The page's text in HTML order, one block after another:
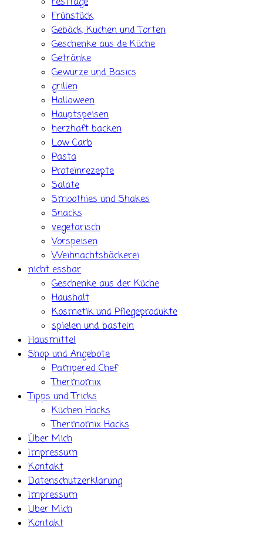
Frühstück
Gebäck, Kuchen und Torten
Geschenke aus de Küche
Getränke
Gewürze und Basics
grillen
Halloween
Hauptspeisen
herzhaft backen
Low Carb
Pasta
Proteinrezepte
Salate
Smoothies und Shakes
Snacks
vegetarisch
Vorspeisen
Weihnachtsbäckerei
nicht essbar
Geschenke aus der Küche
Haushalt
Kosmetik und Pflegeprodukte
spielen und basteln
Hausmittel
Shop und Angebote
Pampered Chef
Thermomix
Tipps und Tricks
Küchen Hacks
Thermomix Hacks
Über Mich
Impressum
Kontakt
Datenschutzerklärung
Impressum
Über Mich
Kontakt